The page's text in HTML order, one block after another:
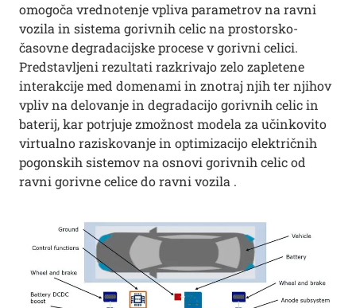
omogoča vrednotenje vpliva parametrov na ravni
vozila in sistema gorivnih celic na prostorsko-
časovne degradacijske procese v gorivni celici.
Predstavljeni rezultati razkrivajo zelo zapletene
interakcije med domenami in znotraj njih ter njihov
vpliv na delovanje in degradacijo gorivnih celic in
baterij, kar potrjuje zmožnost modela za učinkovito
virtualno raziskovanje in optimizacijo električnih
pogonskih sistemov na osnovi gorivnih celic od
ravni gorivne celice do ravni vozila .